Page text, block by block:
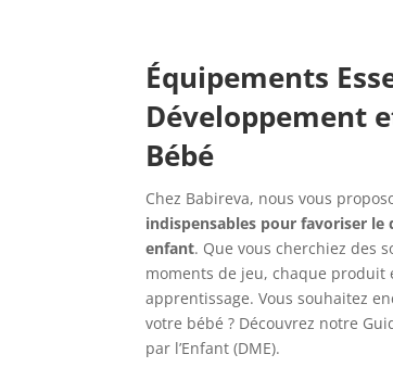
Équipements
Développement
Bébé
Chez Babireva, nous vous
indispensables pour favoriser
enfant. Que vous cherchiez des
moments de jeu, chaque
apprentissage. Vous souhaitez
votre bébé ? Découvrez notre
par l’Enfant (DME).